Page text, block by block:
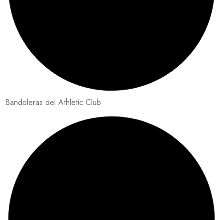
Bandoleras del Athletic Club